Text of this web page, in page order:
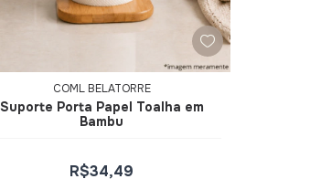
COML BELATORRE
Suporte Porta Papel Toalha em
Bambu
R$34,49